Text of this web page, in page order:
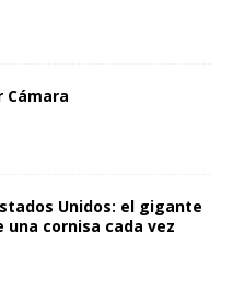
Cámara
Unidos: el gigante
una cornisa cada vez